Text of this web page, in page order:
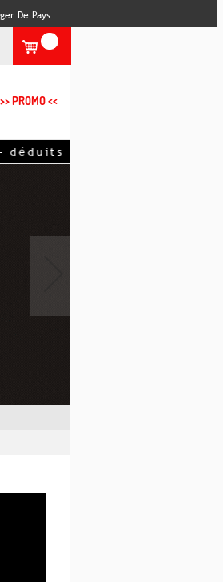
De Pays
>> PROMO <<
directement sur la